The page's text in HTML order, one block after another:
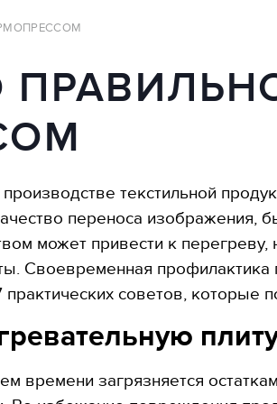
текстильной
переноса
может привести к
Своевременная
советов, которые
времени загрязняется